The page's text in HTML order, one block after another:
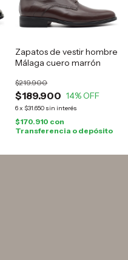
Zapatos de vestir hombre
Málaga cuero marrón
$189.900
$219.900
14% OFF
6x $31.650 sin interés
$170.910 con
Transferencia o depósito